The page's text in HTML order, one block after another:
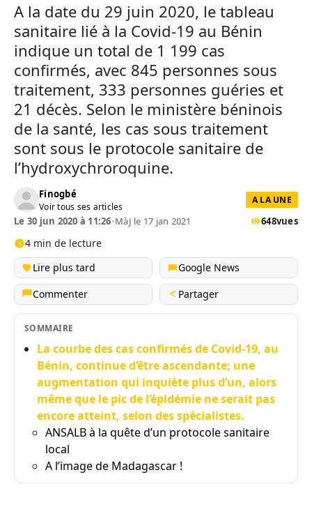
A la date du 29 juin 2020, le tableau
sanitaire lié à la Covid-19 au Bénin
indique un total de 1 199 cas
confirmés, avec 845 personnes sous
traitement, 333 personnes guéries et
21 décès. Selon le ministère béninois
de la santé, les cas sous traitement
sont sous le protocole sanitaire de
l’hydroxychroroquine.
Finogbé
Voir tous ses articles
A LA UNE
Le 30 jun 2020 à 11:26•MàJ le 17 jan 2021 648vues
4 min de lecture
Lire plus tard
Google News
Commenter
Partager
SOMMAIRE
La courbe des cas confirmés de Covid-19, au
Bénin, continue d’être ascendante; une
augmentation qui inquiète plus d’un, alors
même que le pic de l’épidémie ne serait pas
encore atteint, selon des spécialistes.
ANSALB à la quête d’un protocole sanitaire
local
A l’image de Madagascar !